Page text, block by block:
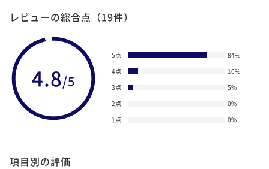
レビューの総合点 （19件）
4.8/5
5点 84%
4点
10%
3点
5%
2点
0%
1点
0%
項目別の評価